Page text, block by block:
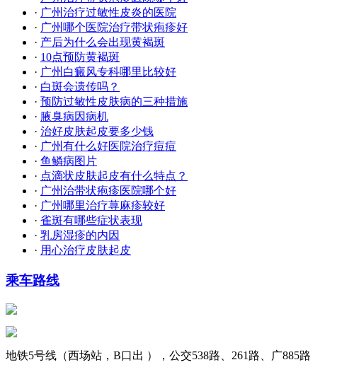
· 广州治疗过敏性皮炎的医院
· 广州哪个医院治疗带状疱疹好
· 产后为什么会出现黄褐斑
· 10点预防黄褐斑
· 广州白癜风专科哪里比较好
· 白斑会遗传吗？
· 预防过敏性皮肤病的三种措施
· 腋臭病因病机
· 治好皮肤起皮要多少钱
· 广州有什么好医院治疗痘痘
· 鱼鳞病图片
· 点滴状皮肤起皮有什么特点？
· 广州治带状疱疹医院哪个好
· 广州哪里治疗荨麻疹较好
· 雀斑有哪些症状表现
· 乳房湿疹的内因
· 用心治疗皮肤起皮
乘车路线
地铁5号线（西场站，B口出 ），公交538路、261路、广885路